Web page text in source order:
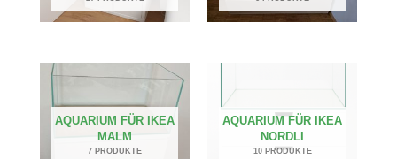
AQUARIUM FÜR IKEA
MALM
7 PRODUKTE
AQUARIUM FÜR IKEA
NORDLI
10 PRODUKTE